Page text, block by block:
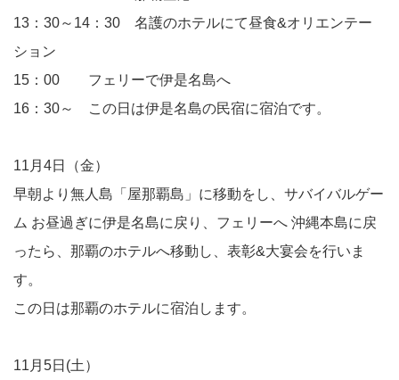
13：30～14：30 名護のホテルにて昼食&オリエンテー
ション
15：00 フェリーで伊是名島へ
16：30～ この日は伊是名島の民宿に宿泊です。
11月4日（金）
早朝より無人島「屋那覇島」に移動をし、サバイバルゲー
ム お昼過ぎに伊是名島に戻り、フェリーへ 沖縄本島に戻
ったら、那覇のホテルへ移動し、表彰&大宴会を行いま
す。
この日は那覇のホテルに宿泊します。
11月5日(土）